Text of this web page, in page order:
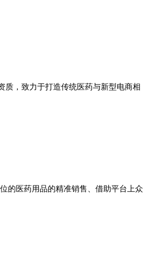
质，致力于打造传统医药与新型电商相
的医药用品的精准销售、借助平台上众